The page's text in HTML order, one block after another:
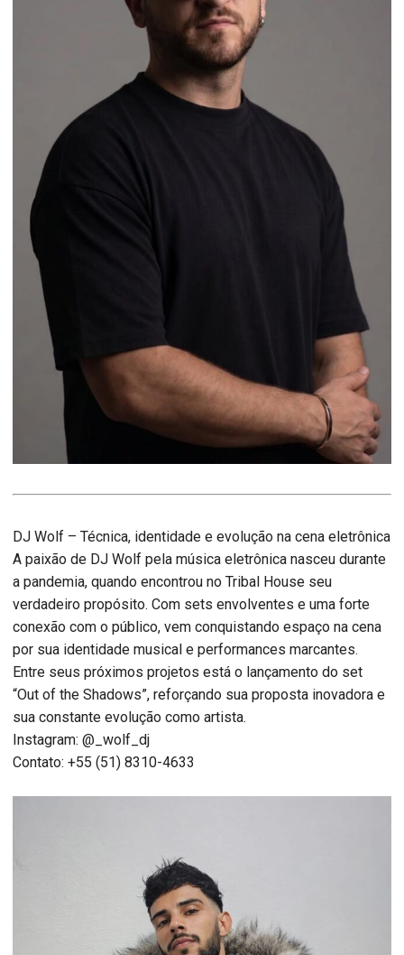
DJ Wolf – Técnica, identidade e evolução na cena eletrônica
A paixão de DJ Wolf pela música eletrônica nasceu durante
a pandemia, quando encontrou no Tribal House seu
verdadeiro propósito. Com sets envolventes e uma forte
conexão com o público, vem conquistando espaço na cena
por sua identidade musical e performances marcantes.
Entre seus próximos projetos está o lançamento do set
“Out of the Shadows”, reforçando sua proposta inovadora e
sua constante evolução como artista.
Instagram: @_wolf_dj
Contato: +55 (51) 8310-4633